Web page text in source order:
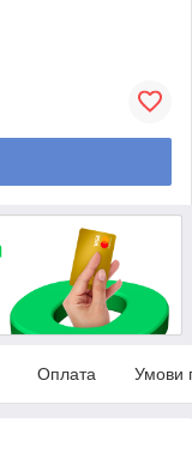
Оплата Умови